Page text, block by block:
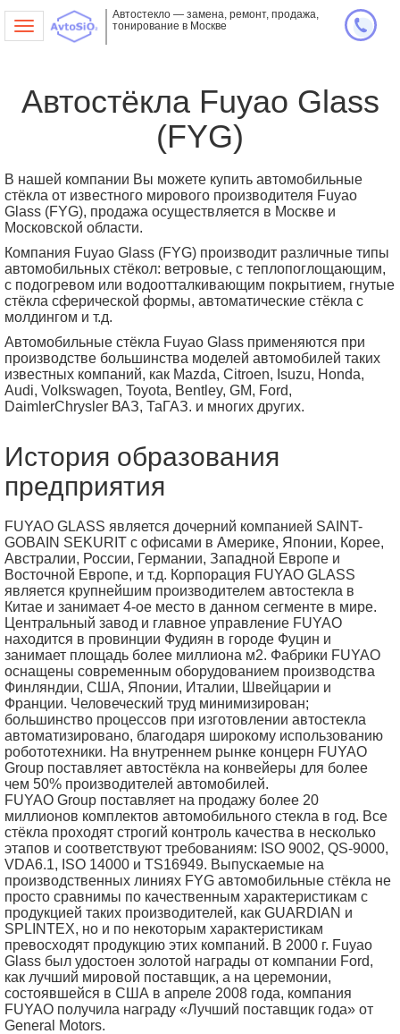
Toggle
Автостекло — замена, ремонт, продажа,
тонирование в Москве
Автостёкла Fuyao Glass
(FYG)
В нашей компании Вы можете купить автомобильные
стёкла от известного мирового производителя Fuyao
Glass (FYG), продажа осуществляется в Москве и
Московской области.
Компания Fuyao Glass (FYG) производит различные типы
автомобильных стёкол: ветровые, с теплопоглощающим,
с подогревом или водоотталкивающим покрытием, гнутые
стёкла сферической формы, автоматические стёкла с
молдингом и т.д.
Автомобильные стёкла Fuyao Glass применяются при
производстве большинства моделей автомобилей таких
известных компаний, как Mazda, Citroen, Isuzu, Honda,
Audi, Volkswagen, Toyota, Bentley, GM, Ford,
DaimlerChrysler ВАЗ, ТаГАЗ. и многих других.
История образования
предприятия
FUYAO GLASS является дочерний компанией SAINT-
GOBAIN SEKURIT с офисами в Америке, Японии, Корее,
Австралии, России, Германии, Западной Европе и
Восточной Европе, и т.д. Корпорация FUYAO GLASS
является крупнейшим производителем автостекла в
Китае и занимает 4-ое место в данном сегменте в мире.
Центральный завод и главное управление FUYAO
находится в провинции Фудиян в городе Фуцин и
занимает площадь более миллиона м2. Фабрики FUYAO
оснащены современным оборудованием производства
Финляндии, США, Японии, Италии, Швейцарии и
Франции. Человеческий труд минимизирован;
большинство процессов при изготовлении автостекла
автоматизировано, благодаря широкому использованию
робототехники. На внутреннем рынке концерн FUYAO
Group поставляет автостёкла на конвейеры для более
чем 50% производителей автомобилей.
FUYAO Group поставляет на продажу более 20
миллионов комплектов автомобильного стекла в год. Все
стёкла проходят строгий контроль качества в несколько
этапов и соответствуют требованиям: ISO 9002, QS-9000,
VDA6.1, ISO 14000 и TS16949. Выпускаемые на
производственных линиях FYG автомобильные стёкла не
просто сравнимы по качественным характеристикам с
продукцией таких производителей, как GUARDIAN и
SPLINTEX, но и по некоторым характеристикам
превосходят продукцию этих компаний. В 2000 г. Fuyao
Glass был удостоен золотой награды от компании Ford,
как лучший мировой поставщик, а на церемонии,
состоявшейся в США в апреле 2008 года, компания
FUYAO получила награду «Лучший поставщик года» от
General Motors.